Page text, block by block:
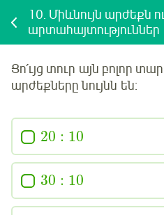
10. Միևնույն արժեքն
արտահայտություններ
Ցո՛ւյց տուր այն բոլոր
արժեքները նույնն են:
20 : 10
30 : 10